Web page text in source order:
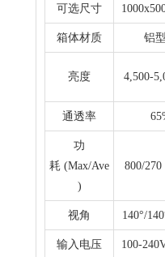
可选尺寸
箱体材质 铝
亮度 4,500-
通透率
功
耗 (Max/Ave
)
800/270
视角 140°/
输入电压 100-